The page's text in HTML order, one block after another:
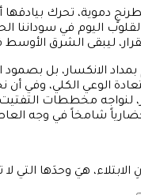
دموية، تحرك بيادقها
اليوم في
ليبقى الشرق الأوسط
الانكسار، بل بصمود
الوعي الكلي، وفي أن
مخططات التفتيت
شامخاً في وجه
الابتلاء، هيَ وحدَها